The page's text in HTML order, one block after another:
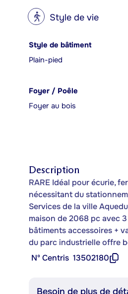
? Style de vie
Style de bâtiment
Plain-pied
Foyer / Poêle
Foyer au bois
Description
RARE Idéal pour écurie,
nécessitant du
Services de la ville
maison de 2068 pc avec
bâtiments accessoires +
du parc industrielle offre
Nº Centris 13502180
Besoin de plus de